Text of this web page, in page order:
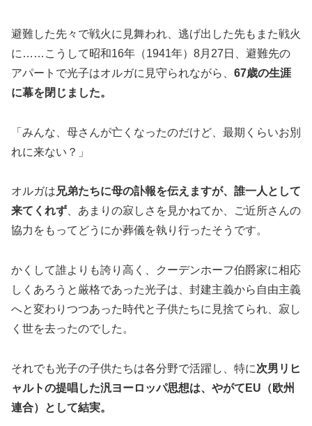
避難した先々で戦火に見舞われ、逃げ出した先もまた戦火
に……こうして昭和16年（1941年）8月27日、避難先の
アパートで光子はオルガに見守られながら、 67歳の生涯
に幕を閉じました。
「みんな、母さんが亡くなったのだけど、最期くらいお別
れに来ない？」
オルガは兄弟たちに母の訃報を伝えますが、誰一人として
来てくれず、あまりの寂しさを見かねてか、ご近所さんの
協力をもってどうにか葬儀を執り行ったそうです。
かくして誰よりも誇り高く、クーデンホーフ伯爵家に相応
しくあろうと厳格であった光子は、封建主義から自由主義
へと変わりつつあった時代と子供たちに見捨てられ、寂し
く世を去ったのでした。
それでも光子の子供たちは各分野で活躍し、特に次男リヒ
ャルトの提唱した汎ヨーロッパ思想は、やがてEU（欧州
連合）として結実。